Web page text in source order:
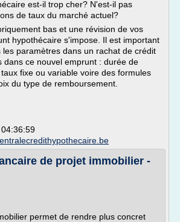
est-il trop cher? N'est-il pas
de taux du marché actuel?
bas et une révision de vos
hypothécaire s'impose. Il est important
paramètres dans un rachat de crédit
dans ce nouvel emprunt : durée de
fixe ou variable voire des formules
du type de remboursement.
de projet immobilier -
permet de rendre plus concret